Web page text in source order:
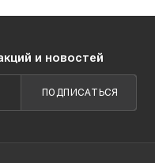
и новостей
ПОДПИСАТЬСЯ